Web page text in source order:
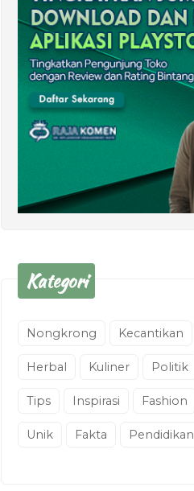
Kategori
Nongkrong Kecantikan
Herbal Kuliner Politik
Tips Inspirasi Fashion
Unik Fakta Pendidikan